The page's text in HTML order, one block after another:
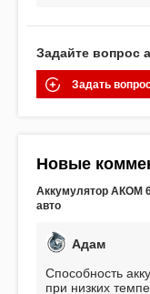
Задайте вопрос
Задать
Новые
Аккумулятор АКОМ
авто
Адам
Способность
при низких